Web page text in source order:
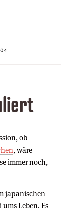
ob
, wäre
immer noch,
japanischen
Leben. Es